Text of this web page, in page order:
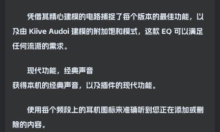
凭借其精心建模的电路捕捉了每个版本的最佳功能，以
及由 Kiive Audoi 建模的附加饱和模式，这款 EQ 可以满足
任何流派的需求。
现代功能，经典声音
获得本机的经典声音，以及插件的现代功能。
使用每个频段上的耳机图标来准确听到您正在添加或删
除的内容。